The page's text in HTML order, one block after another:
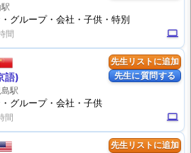
computer
・グループ・会社・子供・特別
先生リストに追加
先生に質問する
computer
語)
駅
・グループ・会社・子供
先生リストに追加